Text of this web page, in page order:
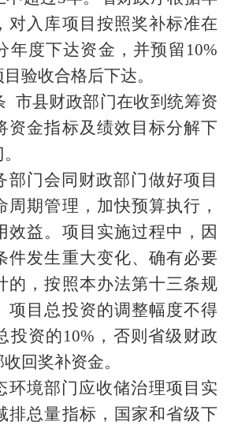
对入库项目按照奖补标准在
年度下达资金，并预留 10%
验收合格后下达。
市县财政部门在收到统筹资
资金指标及绩效目标分解下
部门会同财政部门做好项目
周期管理，加快预算执行，
效益。项目实施过程中，因
件发生重大变化、确有必要
的，按照本办法第十三条规
项目总投资的调整幅度不得
投资的10% ，否则省级财政
回奖补资金。
环境部门应收储治理项目实
排总量指标，国家和省级下